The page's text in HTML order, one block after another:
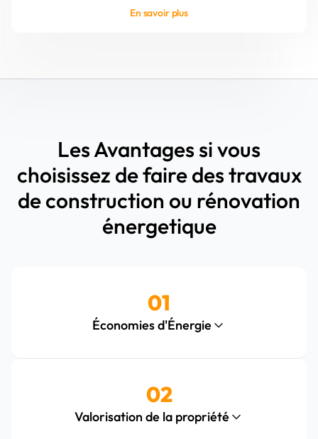
En savoir plus
Les Avantages si vous
choisissez de faire des travaux
de construction ou rénovation
énergetique
01
Économies d'Énergie
02
Valorisation de la propriété